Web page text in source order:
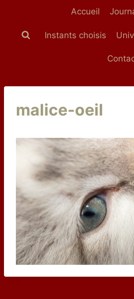
contenu
Accueil
Instants choisis
malice-oeil